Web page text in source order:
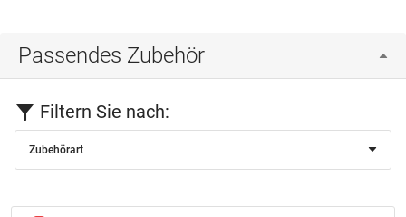
Passendes Zubehör
Filtern Sie nach:
Zubehörart